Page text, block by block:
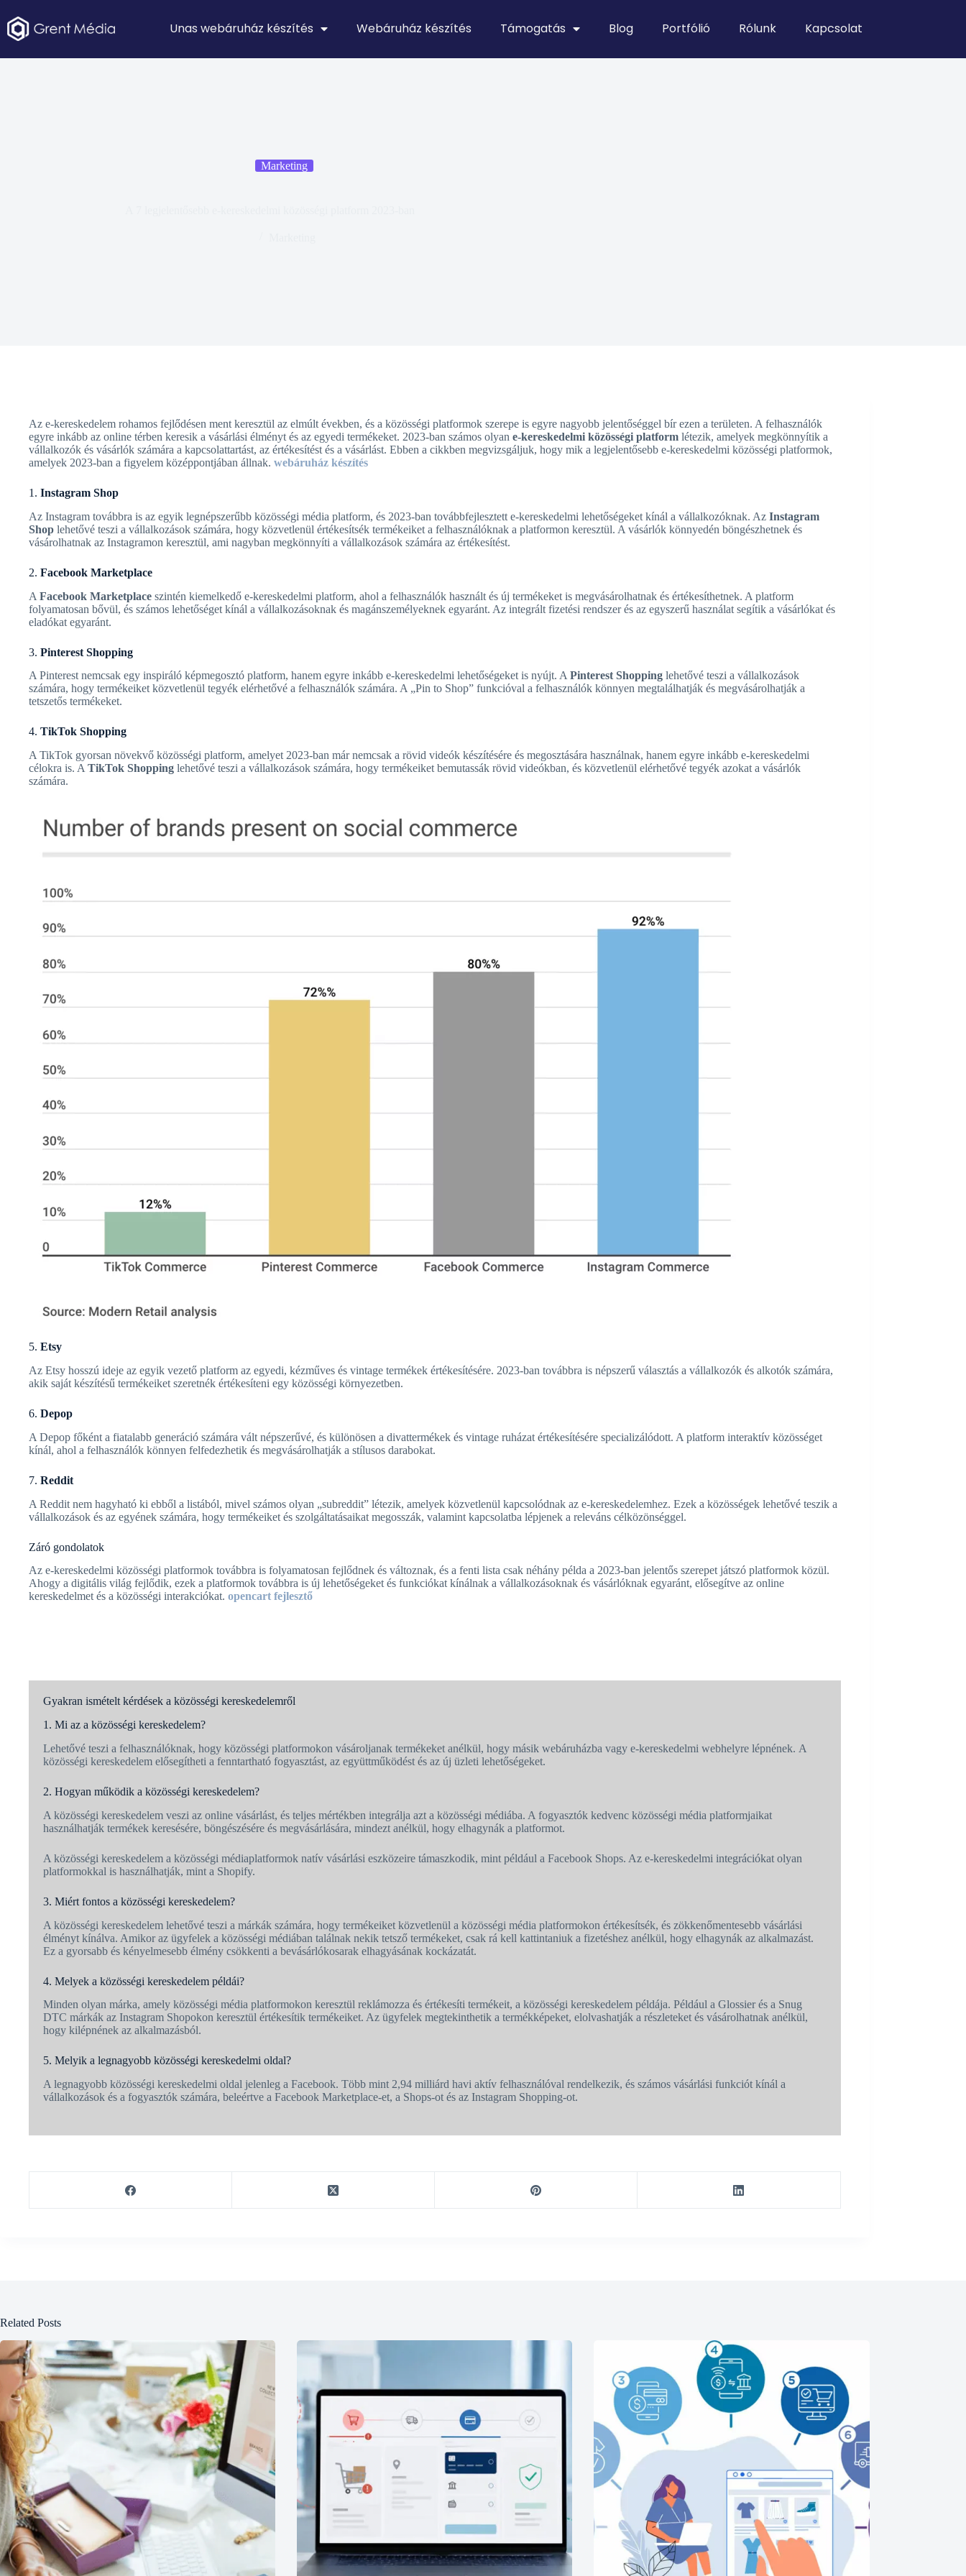
Unas webáruház készítés Webáruház készítés Támogatás Blog Portfólió Rólunk Kapcsolat
Marketing
Az e-kereskedelem rohamos fejlődésen ment keresztül az elmúlt években, és a közösségi platformok szerepe is egyre nagyobb jelentőséggel bír ezen a területen. A felhasználók
egyre inkább az online térben keresik a vásárlási élményt és az egyedi termékeket. 2023-ban számos olyan e-kereskedelmi közösségi platform létezik, amelyek megkönnyítik a
vállalkozók és vásárlók számára a kapcsolattartást, az értékesítést és a vásárlást. Ebben a cikkben megvizsgáljuk, hogy mik a legjelentősebb e-kereskedelmi közösségi platformok,
amelyek 2023-ban a figyelem középpontjában állnak. webáruház készítés
1. Instagram Shop
Az Instagram továbbra is az egyik legnépszerűbb közösségi média platform, és 2023-ban továbbfejlesztett e-kereskedelmi lehetőségeket kínál a vállalkozóknak. Az Instagram
Shop lehetővé teszi a vállalkozások számára, hogy közvetlenül értékesítsék termékeiket a felhasználóknak a platformon keresztül. A vásárlók könnyedén böngészhetnek és
vásárolhatnak az Instagramon keresztül, ami nagyban megkönnyíti a vállalkozások számára az értékesítést.
2. Facebook Marketplace
A Facebook Marketplace szintén kiemelkedő e-kereskedelmi platform, ahol a felhasználók használt és új termékeket is megvásárolhatnak és értékesíthetnek. A platform
folyamatosan bővül, és számos lehetőséget kínál a vállalkozásoknak és magánszemélyeknek egyaránt. Az integrált fizetési rendszer és az egyszerű használat segítik a vásárlókat és
eladókat egyaránt.
3. Pinterest Shopping
A Pinterest nemcsak egy inspiráló képmegosztó platform, hanem egyre inkább e-kereskedelmi lehetőségeket is nyújt. A Pinterest Shopping lehetővé teszi a vállalkozások
számára, hogy termékeiket közvetlenül tegyék elérhetővé a felhasználók számára. A „Pin to Shop” funkcióval a felhasználók könnyen megtalálhatják és megvásárolhatják a
tetszetős termékeket.
4. TikTok Shopping
A TikTok gyorsan növekvő közösségi platform, amelyet 2023-ban már nemcsak a rövid videók készítésére és megosztására használnak, hanem egyre inkább e-kereskedelmi
célokra is. A TikTok Shopping lehetővé teszi a vállalkozások számára, hogy termékeiket bemutassák rövid videókban, és közvetlenül elérhetővé tegyék azokat a vásárlók
számára.
5. Etsy
Az Etsy hosszú ideje az egyik vezető platform az egyedi, kézműves és vintage termékek értékesítésére. 2023-ban továbbra is népszerű választás a vállalkozók és alkotók számára,
akik saját készítésű termékeiket szeretnék értékesíteni egy közösségi környezetben.
6. Depop
A Depop főként a fiatalabb generáció számára vált népszerűvé, és különösen a divattermékek és vintage ruházat értékesítésére specializálódott. A platform interaktív közösséget
kínál, ahol a felhasználók könnyen felfedezhetik és megvásárolhatják a stílusos darabokat.
7. Reddit
A Reddit nem hagyható ki ebből a listából, mivel számos olyan „subreddit” létezik, amelyek közvetlenül kapcsolódnak az e-kereskedelemhez. Ezek a közösségek lehetővé teszik a
vállalkozások és az egyének számára, hogy termékeiket és szolgáltatásaikat megosszák, valamint kapcsolatba lépjenek a releváns célközönséggel.
Záró gondolatok
Az e-kereskedelmi közösségi platformok továbbra is folyamatosan fejlődnek és változnak, és a fenti lista csak néhány példa a 2023-ban jelentős szerepet játszó platformok közül.
Ahogy a digitális világ fejlődik, ezek a platformok továbbra is új lehetőségeket és funkciókat kínálnak a vállalkozásoknak és vásárlóknak egyaránt, elősegítve az online
kereskedelmet és a közösségi interakciókat. opencart fejlesztő
Gyakran ismételt kérdések a közösségi kereskedelemről
1. Mi az a közösségi kereskedelem?
Lehetővé teszi a felhasználóknak, hogy közösségi platformokon vásároljanak termékeket anélkül, hogy másik webáruházba vagy e-kereskedelmi webhelyre lépnének. A
közösségi kereskedelem elősegítheti a fenntartható fogyasztást, az együttműködést és az új üzleti lehetőségeket.
2. Hogyan működik a közösségi kereskedelem?
A közösségi kereskedelem veszi az online vásárlást, és teljes mértékben integrálja azt a közösségi médiába. A fogyasztók kedvenc közösségi média platformjaikat
használhatják termékek keresésére, böngészésére és megvásárlására, mindezt anélkül, hogy elhagynák a platformot.
A közösségi kereskedelem a közösségi médiaplatformok natív vásárlási eszközeire támaszkodik, mint például a Facebook Shops. Az e-kereskedelmi integrációkat olyan
platformokkal is használhatják, mint a Shopify.
3. Miért fontos a közösségi kereskedelem?
A közösségi kereskedelem lehetővé teszi a márkák számára, hogy termékeiket közvetlenül a közösségi média platformokon értékesítsék, és zökkenőmentesebb vásárlási
élményt kínálva. Amikor az ügyfelek a közösségi médiában találnak nekik tetsző termékeket, csak rá kell kattintaniuk a fizetéshez anélkül, hogy elhagynák az alkalmazást.
Ez a gyorsabb és kényelmesebb élmény csökkenti a bevásárlókosarak elhagyásának kockázatát.
4. Melyek a közösségi kereskedelem példái?
Minden olyan márka, amely közösségi média platformokon keresztül reklámozza és értékesíti termékeit, a közösségi kereskedelem példája. Például a Glossier és a Snug
DTC márkák az Instagram Shopokon keresztül értékesítik termékeiket. Az ügyfelek megtekinthetik a termékképeket, elolvashatják a részleteket és vásárolhatnak anélkül,
hogy kilépnének az alkalmazásból.
5. Melyik a legnagyobb közösségi kereskedelmi oldal?
A legnagyobb közösségi kereskedelmi oldal jelenleg a Facebook. Több mint 2,94 milliárd havi aktív felhasználóval rendelkezik, és számos vásárlási funkciót kínál a
vállalkozások és a fogyasztók számára, beleértve a Facebook Marketplace-et, a Shops-ot és az Instagram Shopping-ot.
Related Posts